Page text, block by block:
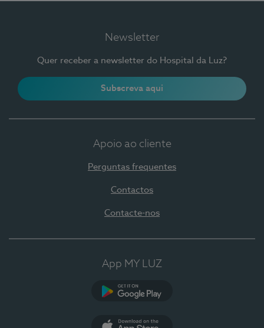
Newsletter
Quer receber a newsletter do Hospital da Luz?
Subscreva aqui
Apoio ao cliente
Perguntas frequentes
Contactos
Contacte-nos
App MY LUZ